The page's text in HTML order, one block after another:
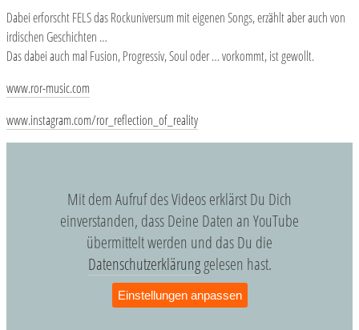
Dabei erforscht FELS das Rockuniversum mit eigenen Songs, erzählt aber auch von
irdischen Geschichten …
Das dabei auch mal Fusion, Progressiv, Soul oder … vorkommt, ist gewollt.
www.ror-music.com
www.instagram.com/ror_reflection_of_reality
Mit dem Aufruf des Videos erklärst Du Dich
einverstanden, dass Deine Daten an YouTube
übermittelt werden und das Du die
Datenschutzerklärunggelesen hast.
Einstellungen anpassen